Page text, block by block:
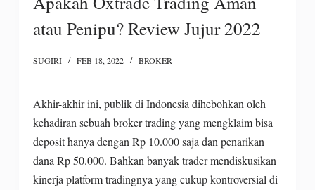
atau Penipu? Review Jujur 2022
SUGIRI FEB 18, 2022 BROKER
Akhir-akhir ini, publik di Indonesia dihebohkan oleh
kehadiran sebuah broker trading yang mengklaim bisa
deposit hanya dengan Rp 10.000 saja dan penarikan
dana Rp 50.000. Bahkan banyak trader mendiskusikan
kinerja platform tradingnya yang cukup kontroversial di